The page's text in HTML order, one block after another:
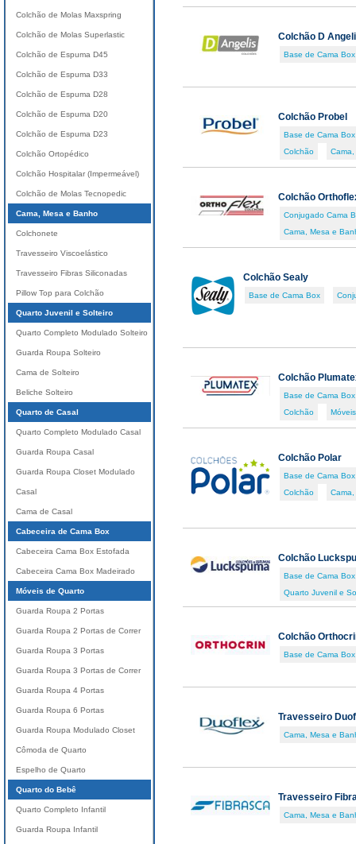
Colchão D
Base de Cama Box
Colchão Probel
Base de Cama Box
Colchão
Colchão
Conjugado Cama
Cama, Mesa e
Colchão Sealy
Base de Cama Box
Colchão
Base de Cama Box
Colchão
Colchão Polar
Base de Cama Box
Colchão
Colchão
Base de Cama Box
Quarto Juvenil e
Colchão
Base de Cama Box
Travesseiro
Cama, Mesa e
Travesseiro
Cama, Mesa e
Colchão de Molas Maxspring
Colchão de Molas Superlastic
Colchão de Espuma D45
Colchão de Espuma D33
Colchão de Espuma D28
Colchão de Espuma D20
Colchão de Espuma D23
Colchão Ortopédico
Colchão Hospitalar (Impermeável)
Colchão de Molas Tecnopedic
Cama, Mesa e Banho
Colchonete
Travesseiro Viscoelástico
Travesseiro Fibras Siliconadas
Pillow Top para Colchão
Quarto Juvenil e Solteiro
Quarto Completo Modulado Solteiro
Guarda Roupa Solteiro
Cama de Solteiro
Beliche Solteiro
Quarto de Casal
Quarto Completo Modulado Casal
Guarda Roupa Casal
Guarda Roupa Closet Modulado
Casal
Cama de Casal
Cabeceira de Cama Box
Cabeceira Cama Box Estofada
Cabeceira Cama Box Madeirado
Móveis de Quarto
Guarda Roupa 2 Portas
Guarda Roupa 2 Portas de Correr
Guarda Roupa 3 Portas
Guarda Roupa 3 Portas de Correr
Guarda Roupa 4 Portas
Guarda Roupa 6 Portas
Guarda Roupa Modulado Closet
Cômoda de Quarto
Espelho de Quarto
Quarto do Bebê
Quarto Completo Infantil
Guarda Roupa Infantil